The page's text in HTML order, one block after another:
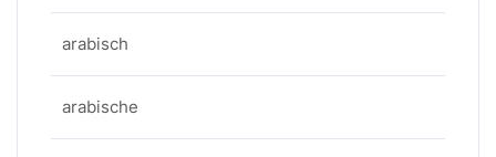
arabisch
arabische